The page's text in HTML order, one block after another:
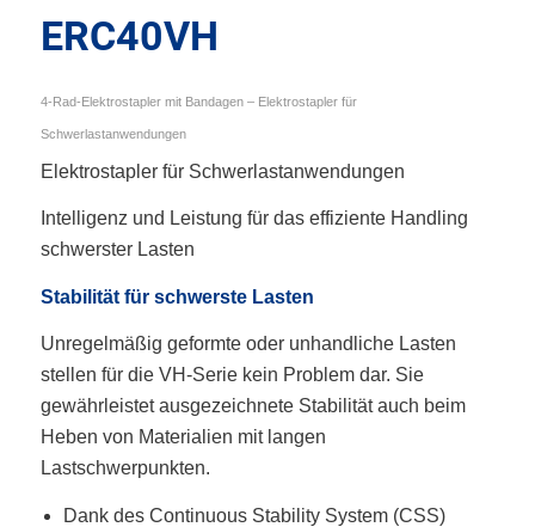
ERC40VH
4-Rad-Elektrostapler mit Bandagen – Elektrostapler für
Schwerlastanwendungen
Elektrostapler für Schwerlastanwendungen
Intelligenz und Leistung für das effiziente Handling
schwerster Lasten
Stabilität für schwerste Lasten
Unregelmäßig geformte oder unhandliche Lasten
stellen für die VH-Serie kein Problem dar. Sie
gewährleistet ausgezeichnete Stabilität auch beim
Heben von Materialien mit langen
Lastschwerpunkten.
Dank des Continuous Stability System (CSS)